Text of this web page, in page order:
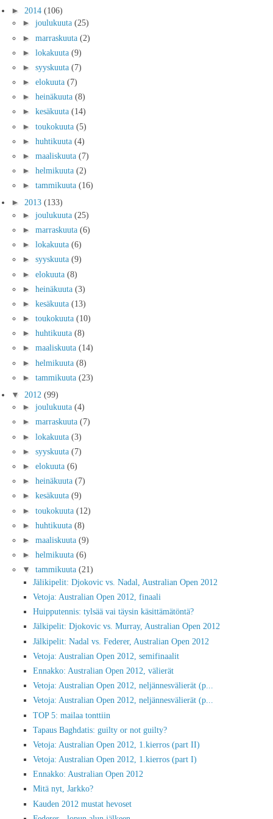
► 2014 (106)
► joulukuuta (25)
► marraskuuta (2)
► lokakuuta (9)
► syyskuuta (7)
► elokuuta (7)
► heinäkuuta (8)
► kesäkuuta (14)
► toukokuuta (5)
► huhtikuuta (4)
► maaliskuuta (7)
► helmikuuta (2)
► tammikuuta (16)
► 2013 (133)
► joulukuuta (25)
► marraskuuta (6)
► lokakuuta (6)
► syyskuuta (9)
► elokuuta (8)
► heinäkuuta (3)
► kesäkuuta (13)
► toukokuuta (10)
► huhtikuuta (8)
► maaliskuuta (14)
► helmikuuta (8)
► tammikuuta (23)
▼ 2012 (99)
► joulukuuta (4)
► marraskuuta (7)
► lokakuuta (3)
► syyskuuta (7)
► elokuuta (6)
► heinäkuuta (7)
► kesäkuuta (9)
► toukokuuta (12)
► huhtikuuta (8)
► maaliskuuta (9)
► helmikuuta (6)
▼ tammikuuta (21)
Jälikipelit: Djokovic vs. Nadal, Australian Open 2012
Vetoja: Australian Open 2012, finaali
Huipputennis: tylsää vai täysin käsittämätöntä?
Jälkipelit: Djokovic vs. Murray, Australian Open 2012
Jälkipelit: Nadal vs. Federer, Australian Open 2012
Vetoja: Australian Open 2012, semifinaalit
Ennakko: Australian Open 2012, välierät
Vetoja: Australian Open 2012, neljännesvälierät (p...
Vetoja: Australian Open 2012, neljännesvälierät (p...
TOP 5: mailaa tonttiin
Tapaus Baghdatis: guilty or not guilty?
Vetoja: Australian Open 2012, 1.kierros (part II)
Vetoja: Australian Open 2012, 1.kierros (part I)
Ennakko: Australian Open 2012
Mitä nyt, Jarkko?
Kauden 2012 mustat hevoset